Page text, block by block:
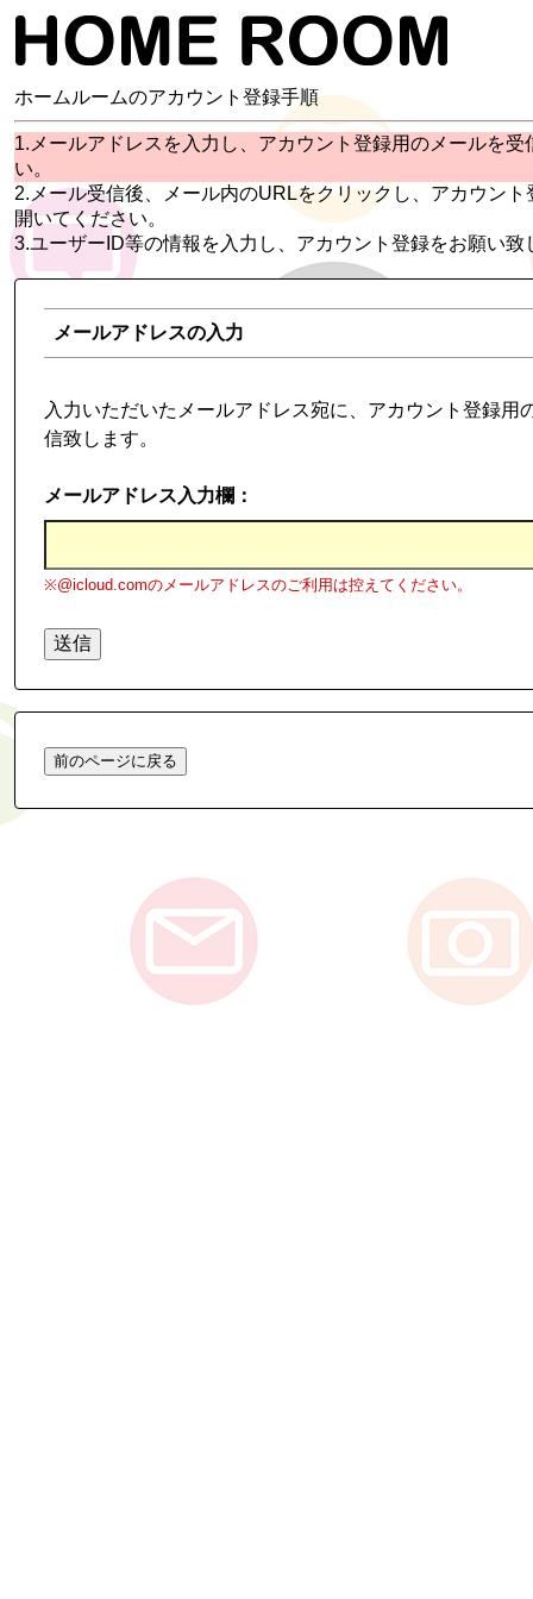
ホームルームのアカウント登録手順
1.メールアドレスを入力し、アカウント登録用のメールを受
い。
2.メール受信後、メール内のURLをクリックし、アカウント
開いてください。
3.ユーザーID等の情報を入力し、アカウント登録をお願い致
メールアドレスの入力
入力いただいたメールアドレス宛に、アカウント登録用
信致します。
メールアドレス入力欄：
※@icloud.comのメールアドレスのご利用は控えてください。